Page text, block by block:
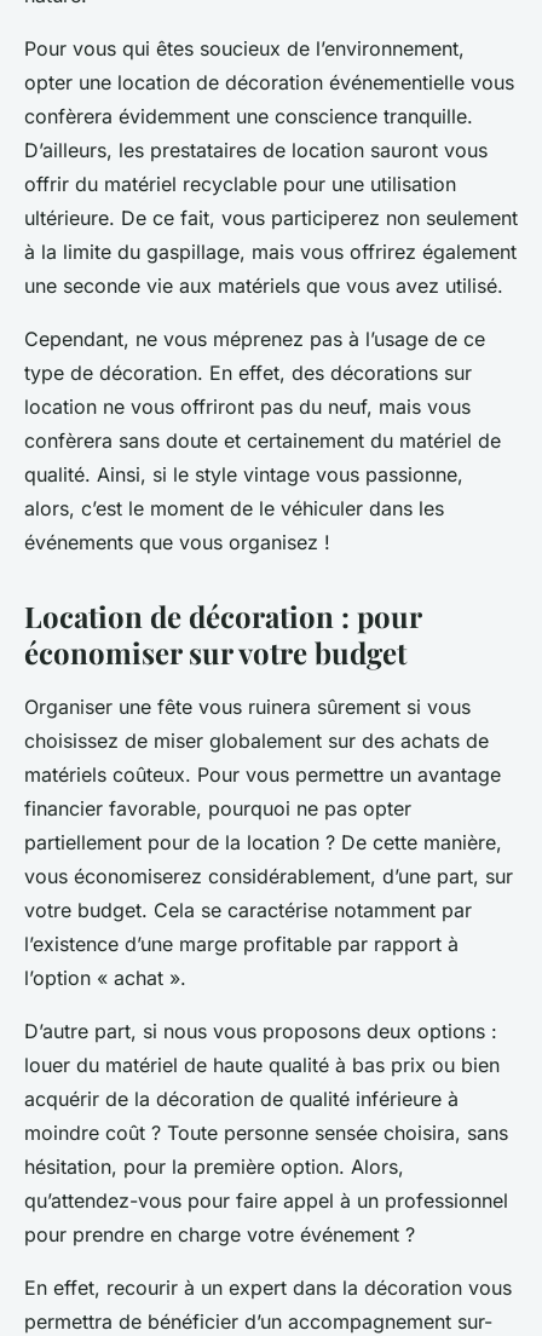
Pour vous qui êtes soucieux de l’environnement,
opter une location de décoration événementielle vous
confèrera évidemment une conscience tranquille.
D’ailleurs, les prestataires de location sauront vous
offrir du matériel recyclable pour une utilisation
ultérieure. De ce fait, vous participerez non seulement
à la limite du gaspillage, mais vous offrirez également
une seconde vie aux matériels que vous avez utilisé.
Cependant, ne vous méprenez pas à l’usage de ce
type de décoration. En effet, des décorations sur
location ne vous offriront pas du neuf, mais vous
confèrera sans doute et certainement du matériel de
qualité. Ainsi, si le style vintage vous passionne,
alors, c’est le moment de le véhiculer dans les
événements que vous organisez !
Location de décoration : pour
économiser sur votre budget
Organiser une fête vous ruinera sûrement si vous
choisissez de miser globalement sur des achats de
matériels coûteux. Pour vous permettre un avantage
financier favorable, pourquoi ne pas opter
partiellement pour de la location ? De cette manière,
vous économiserez considérablement, d’une part, sur
votre budget. Cela se caractérise notamment par
l’existence d’une marge profitable par rapport à
l’option « achat ».
D’autre part, si nous vous proposons deux options :
louer du matériel de haute qualité à bas prix ou bien
acquérir de la décoration de qualité inférieure à
moindre coût ? Toute personne sensée choisira, sans
hésitation, pour la première option. Alors,
qu’attendez-vous pour faire appel à un professionnel
pour prendre en charge votre événement ?
En effet, recourir à un expert dans la décoration vous
permettra de bénéficier d’un accompagnement sur-